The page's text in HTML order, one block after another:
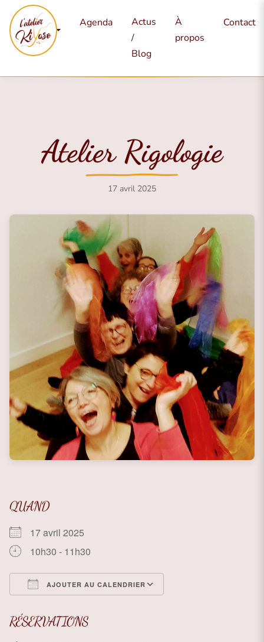
Mes
services
Agenda
Actus
/
Blog
À
propos
Contact
Atelier Rigologie
17 avril 2025
QUAND
17 avril 2025
10h30 - 11h30
AJOUTER AU CALENDRIER
RÉSERVATIONS